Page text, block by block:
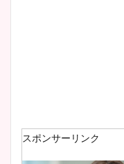
スポンサーリンク